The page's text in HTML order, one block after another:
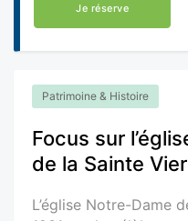
Je réserve
Patrimoine & Histoire
Focus sur
de la Sainte
L’église Notre-Dame